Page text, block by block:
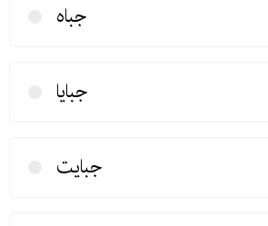
جباه
جبایا
جبایت